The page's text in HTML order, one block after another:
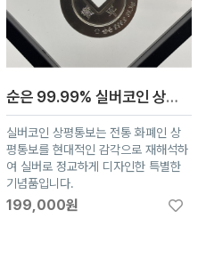
순은 99.99% 실버코인 상평통보 실버로 정교하게 디자인한 특별한 기념품 기념주화 기념메달
실버코인 상평통보는 전통 화폐인 상
평통보를 현대적인 감각으로 재해석하
여 실버로 정교하게 디자인한 특별한
기념품입니다.
199,000원